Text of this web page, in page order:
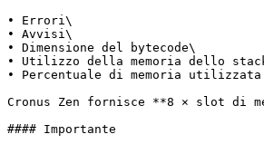
• Errori\
• Avvisi\
• Dimensione del bytecode\
• Utilizzo della memoria dello
• Percentuale di memoria utilizzata
Cronus Zen fornisce **8 × slot di
#### Importante